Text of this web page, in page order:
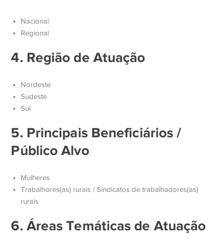
Nacional
Regional
4. Região de Atuação
Nordeste
Sudeste
Sul
5. Principais Beneficiários /
Público Alvo
Mulheres
Trabalhores(as) rurais / Sindicatos de trabalhadores(as)
rurais
6. Áreas Temáticas de Atuação